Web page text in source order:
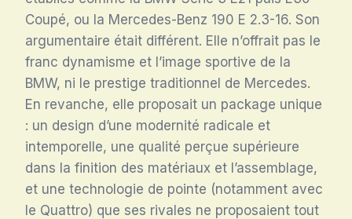
Coupé, ou la Mercedes-Benz 190 E 2.3-16. Son
argumentaire était différent. Elle n’offrait pas le
franc dynamisme et l’image sportive de la
BMW, ni le prestige traditionnel de Mercedes.
En revanche, elle proposait un package unique
: un design d’une modernité radicale et
intemporelle, une qualité perçue supérieure
dans la finition des matériaux et l’assemblage,
et une technologie de pointe (notamment avec
le Quattro) que ses rivales ne proposaient tout